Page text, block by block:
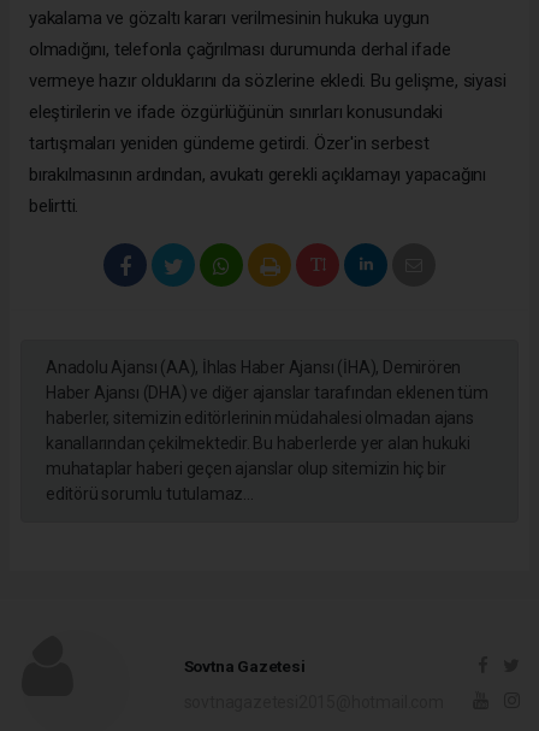
yakalama ve gözaltı kararı verilmesinin hukuka uygun
olmadığını, telefonla çağrılması durumunda derhal ifade
vermeye hazır olduklarını da sözlerine ekledi. Bu gelişme, siyasi
eleştirilerin ve ifade özgürlüğünün sınırları konusundaki
tartışmaları yeniden gündeme getirdi. Özer'in serbest
bırakılmasının ardından, avukatı gerekli açıklamayı yapacağını
belirtti.
Anadolu Ajansı (AA), İhlas Haber Ajansı (İHA), Demirören
Haber Ajansı (DHA) ve diğer ajanslar tarafından eklenen tüm
haberler, sitemizin editörlerinin müdahalesi olmadan ajans
kanallarından çekilmektedir. Bu haberlerde yer alan hukuki
muhataplar haberi geçen ajanslar olup sitemizin hiç bir
editörü sorumlu tutulamaz...
Sovtna Gazetesi